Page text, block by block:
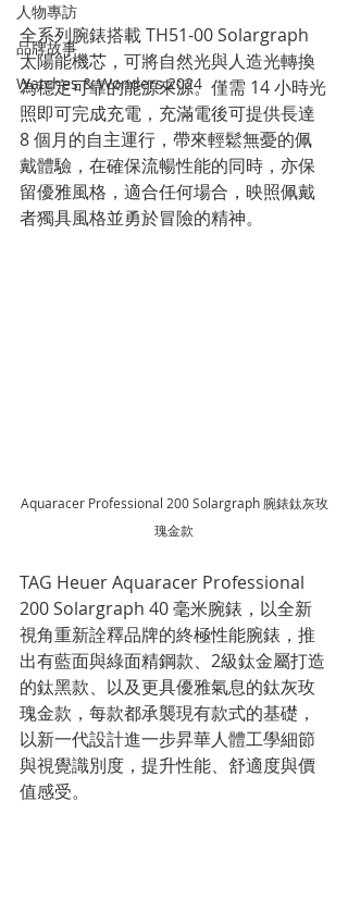
人物專訪
品牌故事
Watches & Wonders 2024
全系列腕錶搭載 TH51-00 Solargraph
太陽能機芯，可將自然光與人造光轉換
為穩定可靠的能源來源。僅需 14 小時光
照即可完成充電，充滿電後可提供長達
8 個月的自主運行，帶來輕鬆無憂的佩
戴體驗，在確保流暢性能的同時，亦保
留優雅風格，適合任何場合，映照佩戴
者獨具風格並勇於冒險的精神。
Aquaracer Professional 200 Solargraph 腕錶鈦灰玫
瑰金款
TAG Heuer Aquaracer Professional
200 Solargraph 40 毫米腕錶，以全新
視角重新詮釋品牌的終極性能腕錶，推
出有藍面與綠面精鋼款、2級鈦金屬打造
的鈦黑款、以及更具優雅氣息的鈦灰玫
瑰金款，每款都承襲現有款式的基礎，
以新一代設計進一步昇華人體工學細節
與視覺識別度，提升性能、舒適度與價
值感受。